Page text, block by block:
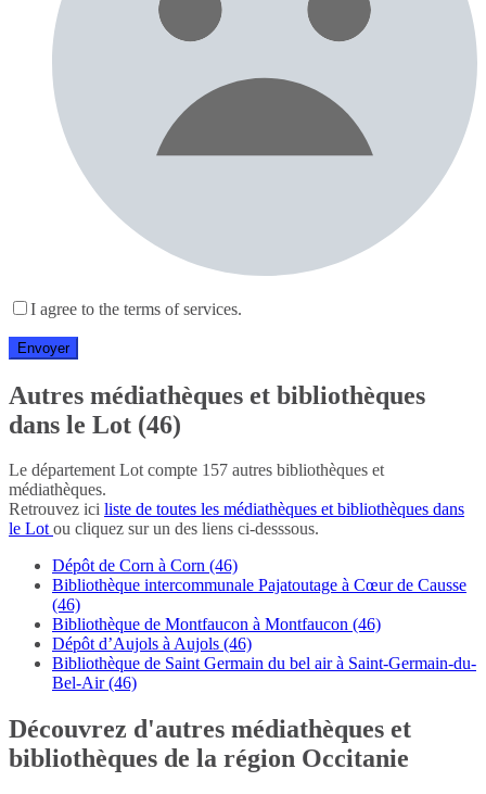
I agree to the terms of services.
Autres médiathèques et bibliothèques
dans le Lot (46)
Le département Lot compte 157 autres bibliothèques et
médiathèques.
Retrouvez ici liste de toutes les médiathèques et bibliothèques dans
le Lotou cliquez sur un des liens ci-desssous.
Dépôt de Corn à Corn (46)
Bibliothèque intercommunale Pajatoutage à Cœur de Causse
(46)
Bibliothèque de Montfaucon à Montfaucon (46)
Dépôt d’Aujols à Aujols (46)
Bibliothèque de Saint Germain du bel air à Saint-Germain-du-
Bel-Air (46)
Découvrez d'autres médiathèques et
bibliothèques de la région Occitanie